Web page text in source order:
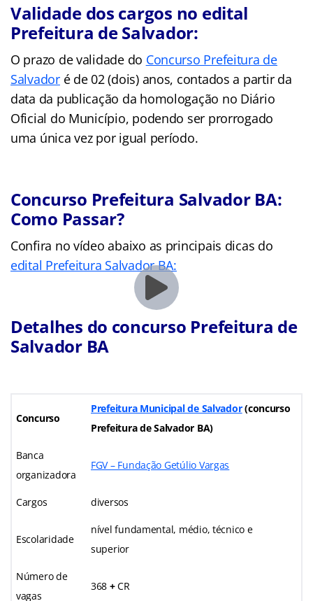
Validade dos cargos no edital
Prefeitura de Salvador:
O prazo de validade do Concurso Prefeitura de
Salvadoré de 02 (dois) anos, contados a partir da
data da publicação da homologação no Diário
Oficial do Município, podendo ser prorrogado
uma única vez por igual período.
Concurso Prefeitura Salvador BA:
Como Passar?
Confira no vídeo abaixo as principais dicas do
edital Prefeitura Salvador BA:
Detalhes do concurso Prefeitura de
Salvador BA
Concurso
Prefeitura Municipal de Salvador(concurso
Prefeitura de Salvador BA)
Banca
organizadora
FGV – Fundação Getúlio Vargas
Cargos diversos
Escolaridade
nível fundamental, médio, técnico e
superior
Número de
vagas
368 +CR